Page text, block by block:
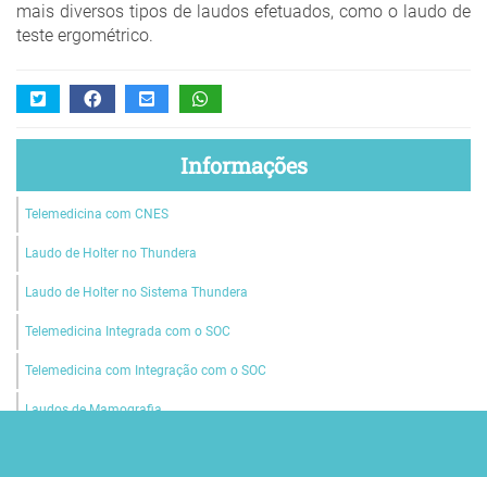
mais diversos tipos de laudos efetuados, como o laudo de
teste ergométrico.
Informações
Telemedicina com CNES
Laudo de Holter no Thundera
Laudo de Holter no Sistema Thundera
Telemedicina Integrada com o SOC
Telemedicina com Integração com o SOC
Laudos de Mamografia